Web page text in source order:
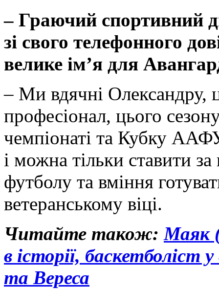
– Граючий спортивний
зі свого телефонного
велике ім’я для
– Ми вдячні Олександру,
професіонал, цього
чемпіонаті та Кубку
і можна тільки ставити
футболу та вміння
ветеранському віці.
Читайте також:Маяк
в історії,
та Вереса